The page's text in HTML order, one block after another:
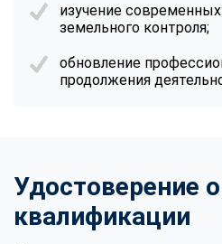
изучение
земельного контроля;
обновление
продолжения
Удостоверение
квалификации